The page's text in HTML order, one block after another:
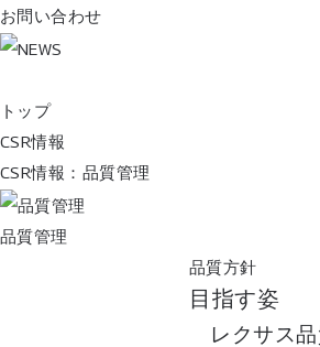
お問い合わせ
トップ
CSR情報
CSR情報：品質管理
品質管理
品質方針
目指す姿
レクサス品